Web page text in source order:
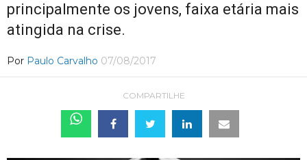
principalmente os jovens, faixa etária mais
atingida na crise.
Por Paulo Carvalho 07/08/2017
COMPARTILHE